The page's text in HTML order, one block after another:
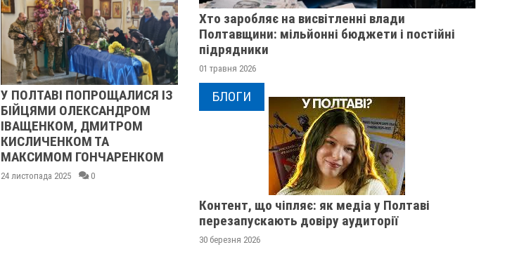
У ПОЛТАВІ ПОПРОЩАЛИСЯ ІЗ
БІЙЦЯМИ ОЛЕКСАНДРОМ
ІВАЩЕНКОМ, ДМИТРОМ
КИСЛИЧЕНКОМ ТА
МАКСИМОМ ГОНЧАРЕНКОМ
24 листопада 2025 0
РЕВОЛЮЦІЯ ГІДНОСТІ 2013
ОЧИМА УЧАСНИЦІ
21 листопада 2025 0
ЖІНКА
ТЦКАШНИКА ПІД
МАШИНА НАЇХАЛА
НОГУ
Хто заробляє на висвітленні влади
Полтавщини: мільйонні бюджети і постійні
підрядники
01 травня 2026
БЛОГИ
Контент, що чіпляє: як медіа у Полтаві
перезапускають довіру аудиторії
30 березня 2026